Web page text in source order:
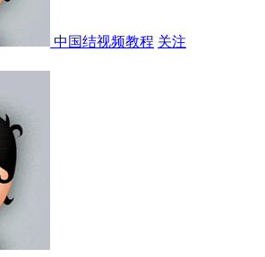
中国结视频教程 关注